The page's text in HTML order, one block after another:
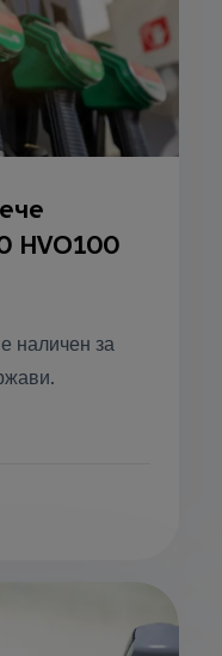
HVO100
наличен за